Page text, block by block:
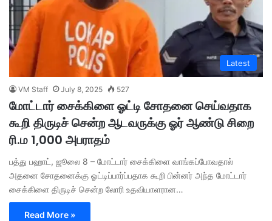
Latest
VM Staff July 8, 2025 527
மோட்டார் சைக்கிளை ஓட்டி சோதனை செய்வதாக
கூறி திருடிச் சென்ற ஆடவருக்கு ஓர் ஆண்டு சிறை
ரி.ம 1,000 அபராதம்
பத்து பஹாட், ஜூலை 8 – மோட்டார் சைக்கிளை வாங்கப்போவதால்
அதனை சோதனைக்கு ஓட்டிப்பார்ப்பதாக கூறி பின்னர் அந்த மோட்டார்
சைக்கிளை திருடிச் சென்ற லோரி உதவியாளரான…
Read More »